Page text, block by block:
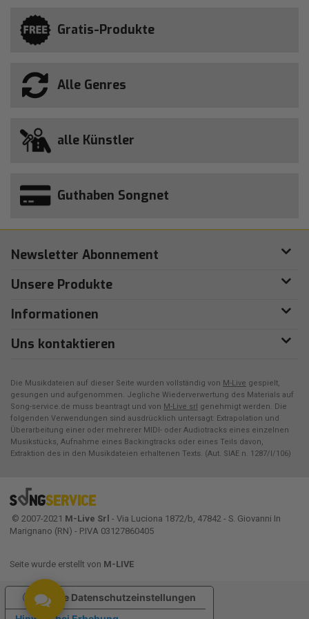
Gratis-Produkte
Alle Genres
alle Künstler
Guthaben Songnet
Newsletter Abonnement
Unsere Produkte
Informationen
Uns kontaktieren
Die Musikdateien auf dieser Seite wurden vollständig von M-Live gespielt,
gesungen und aufgenommen. Jegliche Wiederverwertung des Materials auf
Song-service.de muss beantragt und von M-Live srl genehmigt werden. Die
folgenden Verwendungen sind ausdrücklich untersagt: Extrapolation und
Überarbeitung einer oder mehrerer MIDI- oder Audiotracks eines einzelnen
Musikstücks, Aufnahme eines Backingtracks oder eines Teils davon,
Extraktion des in den Musikdateien erhaltenen Texts. (Aut. SIAE n. 1287/I/106)
© 2007-2021 M-Live Srl - Via Luciona 1872/b, 47842 - S. Giovanni In
Marignano (RN) - P.IVA 03127860405
Seite wurde erstellt von M-LIVE
Ihre Datenschutzeinstellungen